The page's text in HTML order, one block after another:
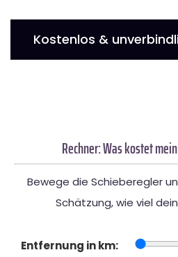
Kostenlos &
Rechner: Was kostet
Bewege die Schieberegler
Schätzung, wie viel
Entfernung in km: